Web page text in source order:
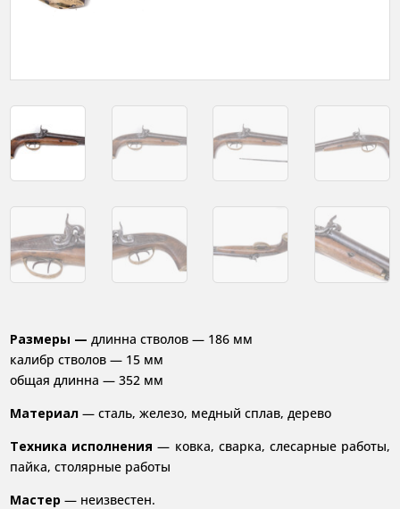
Размеры — длинна стволов — 186 мм
калибр стволов — 15 мм
общая длинна — 352 мм
Материал — сталь, железо, медный сплав, дерево
Техника исполнения — ковка, сварка, слесарные работы,
пайка, столярные работы
Мастер — неизвестен.